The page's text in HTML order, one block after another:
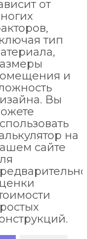
от
тип
и
Вы
на
сайте